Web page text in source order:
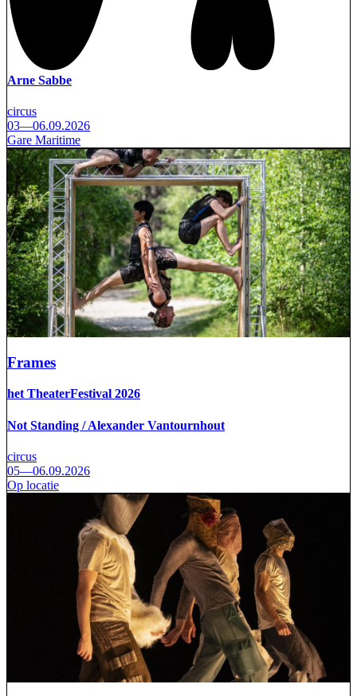
Arne Sabbe
circus
03—06.09.2026
Gare Maritime
Frames
het TheaterFestival 2026
Not Standing / Alexander Vantournhout
circus
05—06.09.2026
Op locatie